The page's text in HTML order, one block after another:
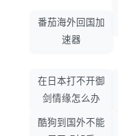
番茄海外回国加
速器
在日本打不开御
剑情缘怎么办
酷狗到国外不能